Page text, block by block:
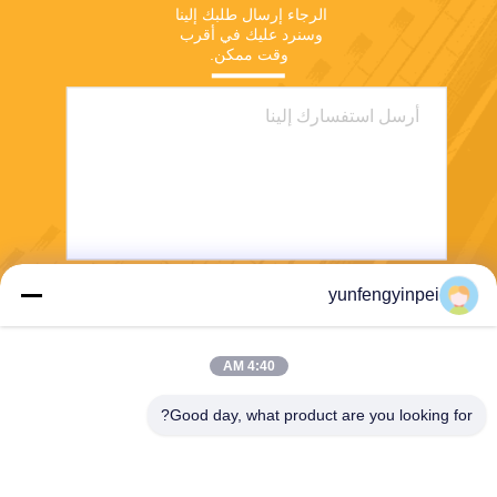
وقت ممكن.
yunfengyinpei
4:40 AM
Good day, what product are you looking for?